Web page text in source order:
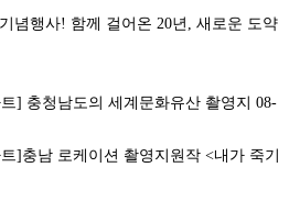
념행사! 함께 걸어온 20년, 새로운 도약
] 충청남도의 세계문화유산 촬영지 08-
]충남 로케이션 촬영지원작 <내가 죽기